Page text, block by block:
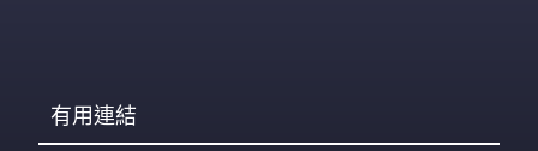
有用連結